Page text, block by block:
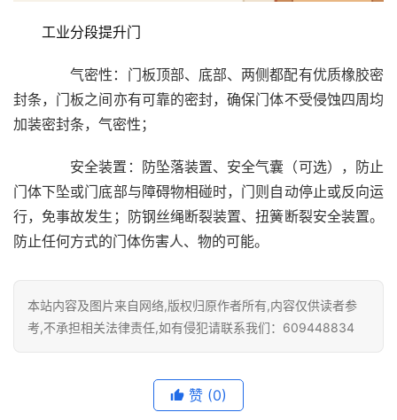
安
装
门
业
讯
联
工业分段提升门
气密性：门板顶部、底部、两侧都配有优质橡胶密
封条，门板之间亦有可靠的密封，确保门体不受侵蚀四周均
加装密封条，气密性；
安全装置：防坠落装置、安全气囊（可选），防止
门体下坠或门底部与障碍物相碰时，门则自动停止或反向运
行，免事故发生；防钢丝绳断裂装置、扭簧断裂安全装置。
防止任何方式的门体伤害人、物的可能。
本站内容及图片来自网络,版权归原作者所有,内容仅供读者参
考,不承担相关法律责任,如有侵犯请联系我们：609448834
赞 (0)